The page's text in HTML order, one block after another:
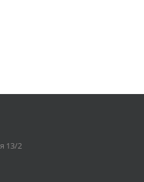
13/2